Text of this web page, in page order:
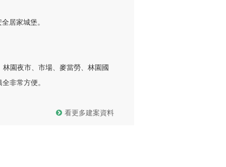
居家城堡。
園夜市、市場、麥當勞、林園國
非常方便。
看更多建案資料